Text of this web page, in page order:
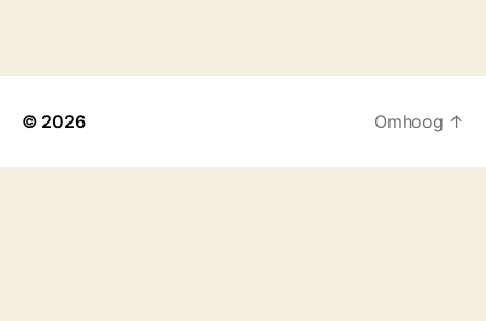
© 2026 Omhoog ↑